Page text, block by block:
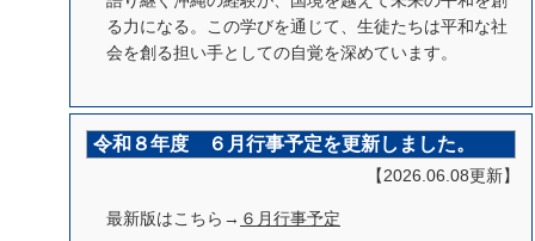
る力になる。この学びを通じて、生徒たちは平和な社
会を創る担い手としての自覚を深めています。
令和８年度 ６月行事予定を更新しました。
【2026.06.08更新】
最新版はこちら→ ６月行事予定